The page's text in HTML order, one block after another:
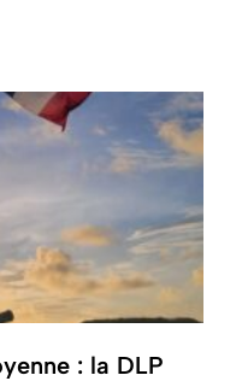
: la DLP